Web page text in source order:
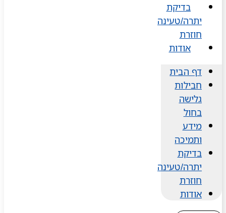
בדיקת
יתרה/טעינה
חוזרת
אודות
דף הבית
חבילות
גלישה
בחול
מידע
ותמיכה
בדיקת
יתרה/טעינה
חוזרת
אודות